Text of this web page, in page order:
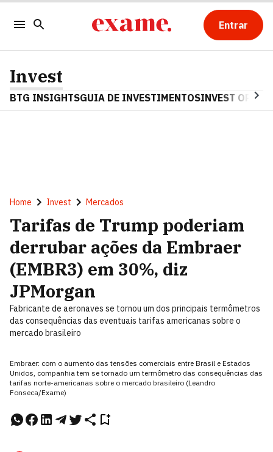
Entrar
Invest
BTG INSIGHTSGUIA DE INVESTIMENTOSINVEST OPINA
Home Invest Mercados
Tarifas de Trump poderiam
derrubar ações da Embraer
(EMBR3) em 30%, diz
JPMorgan
Fabricante de aeronaves se tornou um dos principais termômetros
das consequências das eventuais tarifas americanas sobre o
mercado brasileiro
Embraer: com o aumento das tensões comerciais entre Brasil e Estados
Unidos, companhia tem se tornado um termômetro das consequências das
tarifas norte-americanas sobre o mercado brasileiro (Leandro
Fonseca/Exame)